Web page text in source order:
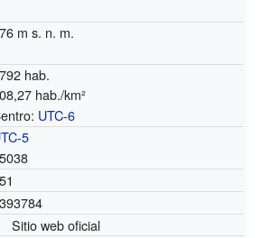
m s. n. m.
hab.
hab./km²
UTC-6
5
Sitio web oficial